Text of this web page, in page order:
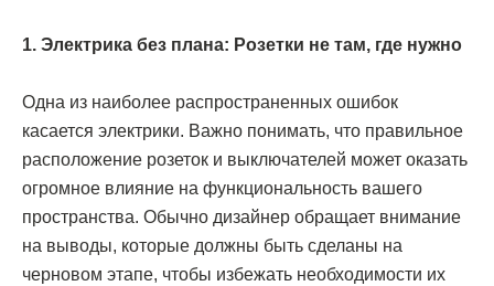
1. Электрика без плана: Розетки не там, где нужно
Одна из наиболее распространенных ошибок
касается электрики. Важно понимать, что правильное
расположение розеток и выключателей может оказать
огромное влияние на функциональность вашего
пространства. Обычно дизайнер обращает внимание
на выводы, которые должны быть сделаны на
черновом этапе, чтобы избежать необходимости их